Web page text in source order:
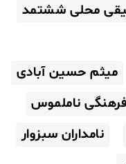
محلی ششتمد
میثم حسین آبادی
ناملموس
نامداران سبزوار